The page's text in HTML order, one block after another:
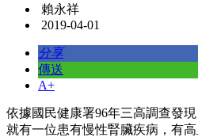
賴永祥
2019-04-01
分享
傳送
A+
依據國民健康署96年三高調查發
就有一位患有慢性腎臟疾病，有